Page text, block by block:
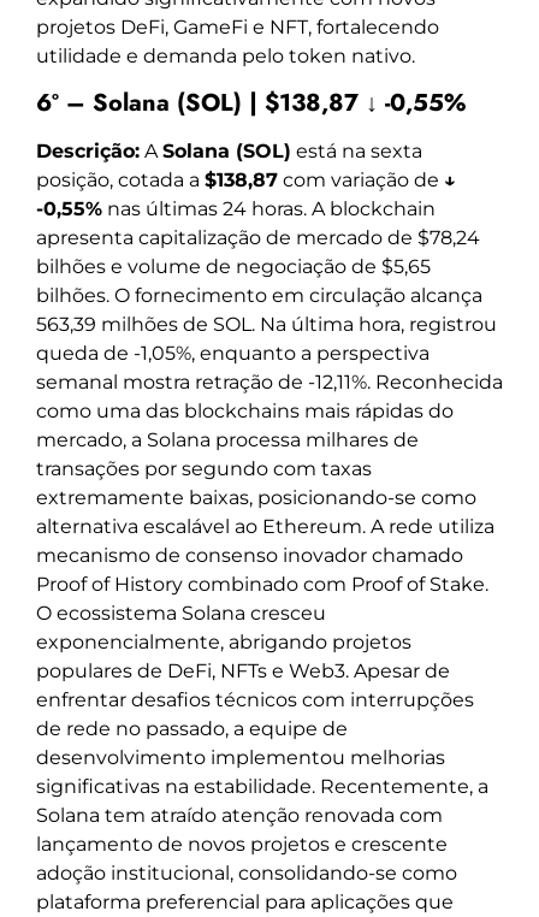
projetos DeFi, GameFi e NFT, fortalecendo
utilidade e demanda pelo token nativo.
6º – Solana (SOL) | $138,87 ↓ -0,55%
Descrição: A Solana (SOL) está na sexta
posição, cotada a $138,87 com variação de ↓
-0,55% nas últimas 24 horas. A blockchain
apresenta capitalização de mercado de $78,24
bilhões e volume de negociação de $5,65
bilhões. O fornecimento em circulação alcança
563,39 milhões de SOL. Na última hora, registrou
queda de -1,05%, enquanto a perspectiva
semanal mostra retração de -12,11%. Reconhecida
como uma das blockchains mais rápidas do
mercado, a Solana processa milhares de
transações por segundo com taxas
extremamente baixas, posicionando-se como
alternativa escalável ao Ethereum. A rede utiliza
mecanismo de consenso inovador chamado
Proof of History combinado com Proof of Stake.
O ecossistema Solana cresceu
exponencialmente, abrigando projetos
populares de DeFi, NFTs e Web3. Apesar de
enfrentar desafios técnicos com interrupções
de rede no passado, a equipe de
desenvolvimento implementou melhorias
significativas na estabilidade. Recentemente, a
Solana tem atraído atenção renovada com
lançamento de novos projetos e crescente
adoção institucional, consolidando-se como
plataforma preferencial para aplicações que